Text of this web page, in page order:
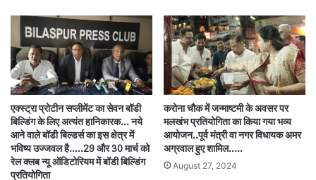
एक्स्ट्रा प्रोटीन सप्लीमेंट का सेवन बॉडी
बिल्डिंग के लिए अत्यंत हानिकारक… नये
आने वाले बॉडी बिल्डर्स का इस क्षेत्र में
भविष्य उज्जवल है…..29 और 30 मार्च को
रेल क्लब न्यू ऑडिटोरियम में बॉडी बिल्डिंग
प्रतियोगिता
करोना चौक में जन्माष्टमी के अवसर पर
मलखंभ प्रतियोगिता का किया गया भव्य
आयोजन..पूर्व मंत्री वा नगर विधायक अमर
अग्रवाल हुए शामिल…..
August 27, 2024